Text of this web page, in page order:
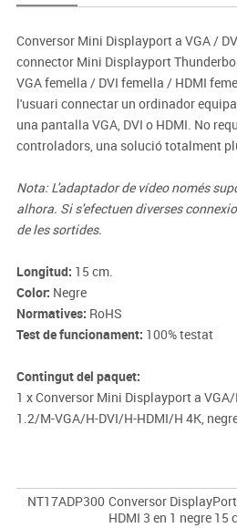
Conversor Mini Displayport a VGA /
connector Mini Displayport
VGA femella / DVI femella / HDMI
l'usuari connectar un ordinador
una pantalla VGA, DVI o HDMI. No
controladors, una solució totalment
Nota: L'adaptador de vídeo només
alhora. Si s'efectuen diverses
de les sortides.
Longitud: 15 cm.
Color: Negre
Normatives: RoHS
Test de funcionament: 100% testat
Contingut del paquet:
1 x Conversor Mini Displayport a VGA/
1.2/M-VGA/H-DVI/H-HDMI/H 4K,
NT17ADP300 Conversor
HDMI 3 en 1 negre 15